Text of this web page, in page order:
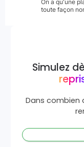
On a qu'une
toute façon
Simulez
Dans combien